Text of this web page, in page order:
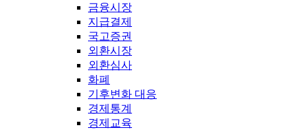
금융시장
지급결제
국고증권
외환시장
외환심사
화폐
기후변화 대응
경제통계
경제교육